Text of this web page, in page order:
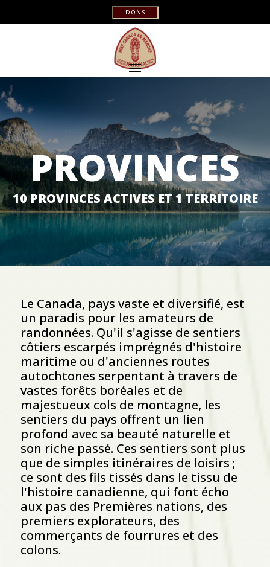
DONS
PROVINCES
10 PROVINCES ACTIVES ET 1 TERRITOIRE
Le Canada, pays vaste et diversifié, est
un paradis pour les amateurs de
randonnées. Qu'il s'agisse de sentiers
côtiers escarpés imprégnés d'histoire
maritime ou d'anciennes routes
autochtones serpentant à travers de
vastes forêts boréales et de
majestueux cols de montagne, les
sentiers du pays offrent un lien
profond avec sa beauté naturelle et
son riche passé. Ces sentiers sont plus
que de simples itinéraires de loisirs ;
ce sont des fils tissés dans le tissu de
l'histoire canadienne, qui font écho
aux pas des Premières nations, des
premiers explorateurs, des
commerçants de fourrures et des
colons.